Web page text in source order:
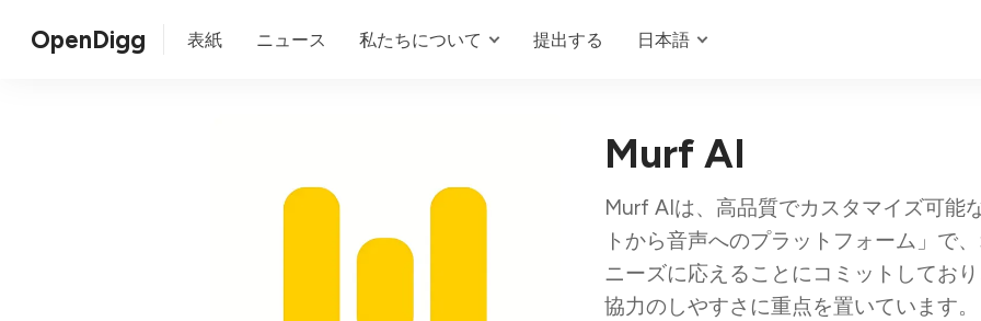
OpenDigg 表紙 ニュース 私たちについて 提出する 日本語
Murf AI
Murf AIは、高品質でカスタマイズ可能
トから音声へのプラットフォーム」で
ニーズに応えることにコミットしてお
協力のしやすさに重点を置いています。